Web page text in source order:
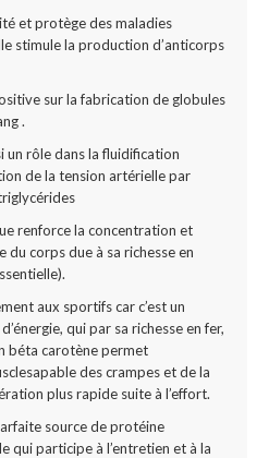
et protège des maladies
stimule la production d’anticorps
sur la fabrication de globules
.
un rôle dans la fluidification
de la tension artérielle par
renforce la concentration et
du corps due à sa richesse en
aux sportifs car c’est un
qui par sa richesse en fer,
béta carotène permet
des crampes et de la
plus rapide suite à l’effort.
source de protéine
qui participe à l’entretien et à la